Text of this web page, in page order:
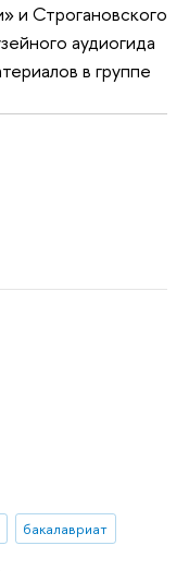
и Строгановского
аудиогида
в группе
бакалавриат